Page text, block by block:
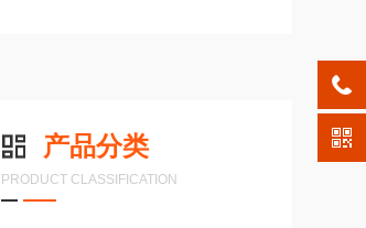
产品分类
PRODUCT CLASSIFICATION